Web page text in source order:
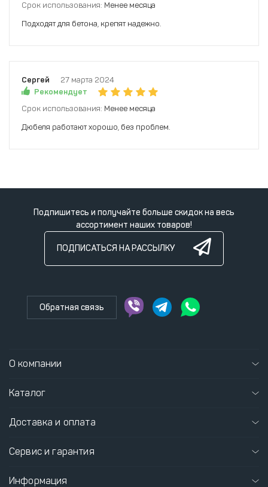
Срок использования: Менее месяца
Подходят для бетона, крепят надежно.
Сергей
27 марта 2024
Рекомендует
Срок использования: Менее месяца
Дюбеля работают хорошо, без проблем.
Подпишитесь и получайте больше скидок на весь
ассортимент наших товаров!
ПОДПИСАТЬСЯ НА РАССЫЛКУ
Обратная связь
О компании
Каталог
Доставка и оплата
Сервис и гарантия
Информация